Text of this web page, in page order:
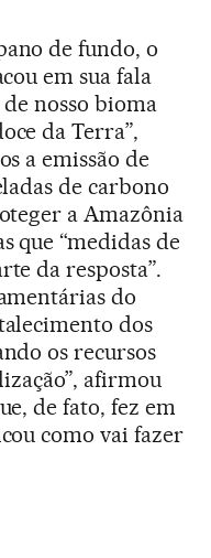
de fundo, o
em sua fala
de nosso bioma
da Terra”,
a emissão de
de carbono
a Amazônia
que “medidas de
da resposta”.
do
dos
os recursos
afirmou
de fato, fez em
como vai fazer